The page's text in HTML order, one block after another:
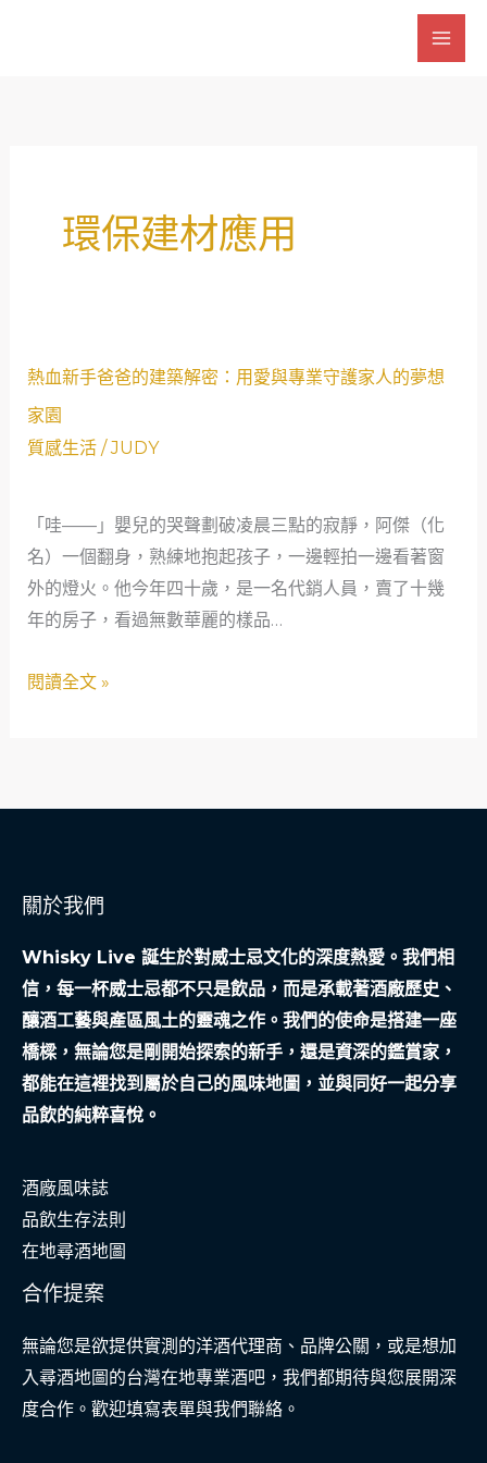
環保建材應用
熱血新手爸爸的建築解密：用愛與專業守護家人的夢想
家園
質感生活/JUDY
「哇——」嬰兒的哭聲劃破凌晨三點的寂靜，阿傑（化
名）一個翻身，熟練地抱起孩子，一邊輕拍一邊看著窗
外的燈火。他今年四十歲，是一名代銷人員，賣了十幾
年的房子，看過無數華麗的樣品…
熱
手
爸
的
建
築
密：
專
護
人
的
夢
想
家
園
閱讀全文 »
關於我們
Whisky Live 誕生於對威士忌文化的深度熱愛。我們相
信，每一杯威士忌都不只是飲品，而是承載著酒廠歷史、
釀酒工藝與產區風土的靈魂之作。我們的使命是搭建一座
橋樑，無論您是剛開始探索的新手，還是資深的鑑賞家，
都能在這裡找到屬於自己的風味地圖，並與同好一起分享
品飲的純粹喜悅。
酒廠風味誌
品飲生存法則
在地尋酒地圖
合作提案
無論您是欲提供實測的洋酒代理商、品牌公關，或是想加
入尋酒地圖的台灣在地專業酒吧，我們都期待與您展開深
度合作。歡迎填寫表單與我們聯絡。